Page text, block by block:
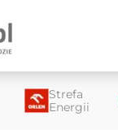
Strefa
Energii